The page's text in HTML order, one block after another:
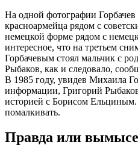
На одной фотографии
красноармейца рядом с
немецкой форме рядом с
интересное, что на третьем
Горбачевым стоял мальчик с
Рыбаков, как и следовало,
В 1985 году, увидев Михаила
информации, Григорий
историей с Борисом
помалкивать.
Правда или